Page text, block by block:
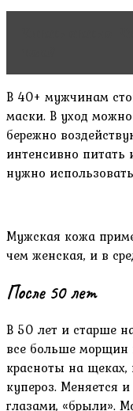
В 40+ мужчинам
маски. В уход
бережно
интенсивно питать
нужно
Мужская кожа
чем женская, и в
После 50 лет
В 50 лет и старше
все больше морщин
красноты на щеках,
купероз. Меняется
глазами, «брыли».